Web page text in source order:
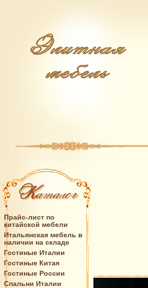
Прайс-лист по
китайской мебели
Итальянская мебель в
наличии на складе
Гостиные Италии
Гостиные Китая
Гостиные России
Спальни Италии